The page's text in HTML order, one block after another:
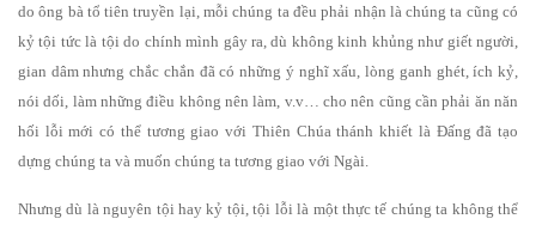
do ông bà tổ tiên truyền lại, mỗi chúng ta đều phải nhận là chúng ta cũng có
kỷ tội tức là tội do chính mình gây ra, dù không kinh khủng như giết người,
gian dâm nhưng chắc chắn đã có những ý nghĩ xấu, lòng ganh ghét, ích kỷ,
nói dối, làm những điều không nên làm, v.v… cho nên cũng cần phải ăn năn
hối lỗi mới có thể tương giao với Thiên Chúa thánh khiết là Đấng đã tạo
dựng chúng ta và muốn chúng ta tương giao với Ngài.
Nhưng dù là nguyên tội hay kỷ tội, tội lỗi là một thực tế chúng ta không thể